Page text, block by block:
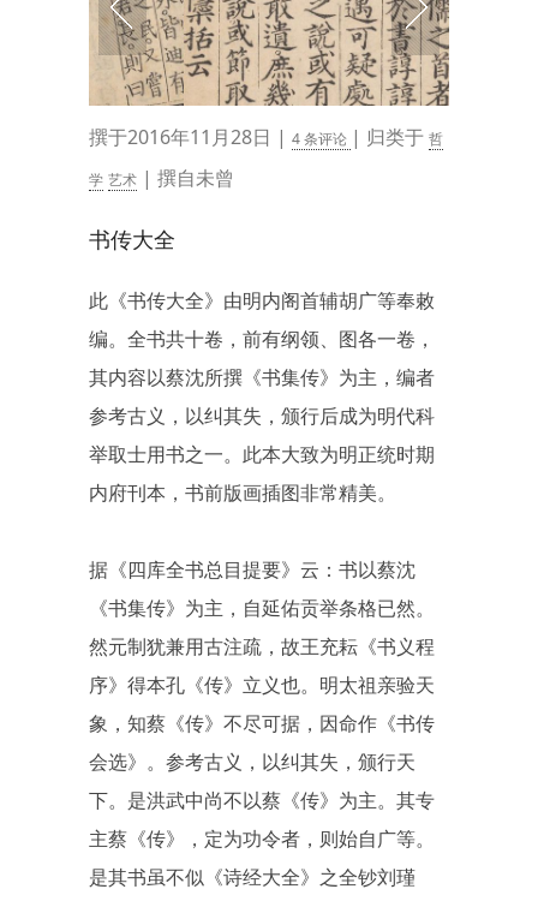
撰于2016年11月28日 | 4 条评论 | 归类于 哲
学 艺术 | 撰自未曾
书传大全
此《书传大全》由明内阁首辅胡广等奉敕
编。全书共十卷，前有纲领、图各一卷，
其内容以蔡沈所撰《书集传》为主，编者
参考古义，以纠其失，颁行后成为明代科
举取士用书之一。此本大致为明正统时期
内府刊本，书前版画插图非常精美。
据《四库全书总目提要》云：书以蔡沈
《书集传》为主，自延佑贡举条格已然。
然元制犹兼用古注疏，故王充耘《书义程
序》得本孔《传》立义也。明太祖亲验天
象，知蔡《传》不尽可据，因命作《书传
会选》。参考古义，以纠其失，颁行天
下。是洪武中尚不以蔡《传》为主。其专
主蔡《传》，定为功令者，则始自广等。
是其书虽不似《诗经大全》之全钞刘瑾